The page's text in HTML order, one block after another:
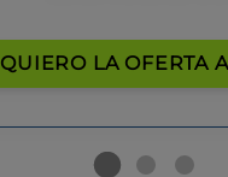
QUIERO LA OFERTA